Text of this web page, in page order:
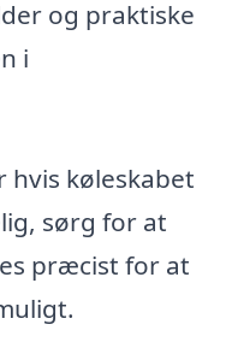
og praktiske
i
køleskabet
sørg for at
præcist for at